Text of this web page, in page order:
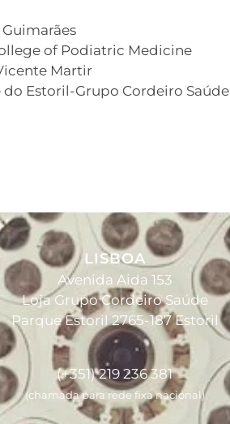
of Podiatric Medicine
Martir
Estoril-Grupo Cordeiro Saúde
LISBOA
Avenida Aida 153
Loja Grupo Cordeiro Saúde
Parque Estoril 2765-187 Estoril
(+351) 219 236 381
(chamada para rede fixa nacional)